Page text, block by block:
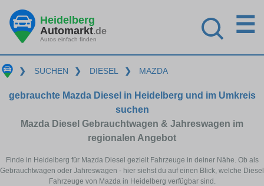
Heidelberg
Automarkt.de
Autos einfach finden
☰
❯ SUCHEN ❯ DIESEL ❯ MAZDA
gebrauchte Mazda Diesel in Heidelberg und im Umkreis
suchen
Mazda Diesel Gebrauchtwagen & Jahreswagen im
regionalen Angebot
Finde in Heidelberg für Mazda Diesel gezielt Fahrzeuge in deiner Nähe. Ob als
Gebrauchtwagen oder Jahreswagen - hier siehst du auf einen Blick, welche Diesel
Fahrzeuge von Mazda in Heidelberg verfügbar sind.